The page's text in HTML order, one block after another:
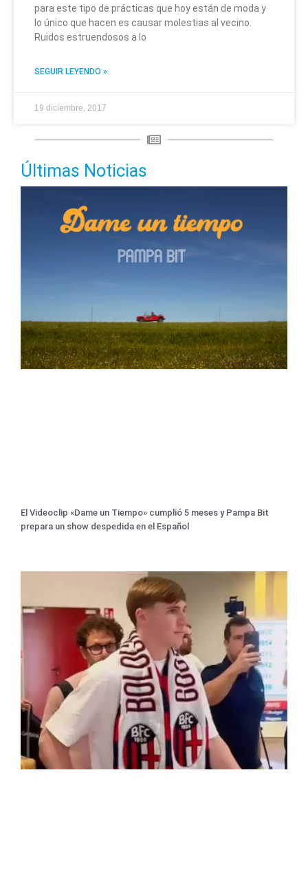
para este tipo de prácticas que hoy están de moda y
lo único que hacen es causar molestias al vecino.
Ruidos estruendosos a lo
SEGUIR LEYENDO »
19 diciembre, 2017
Últimas Noticias
El Videoclip «Dame un Tiempo» cumplió 5 meses y Pampa Bit
prepara un show despedida en el Español